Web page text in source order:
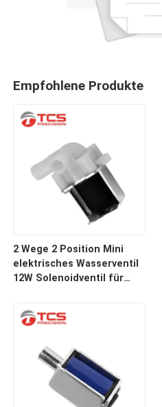
Empfohlene Produkte
2 Wege 2 Position Mini
elektrisches Wasserventil
12W Solenoidventil für